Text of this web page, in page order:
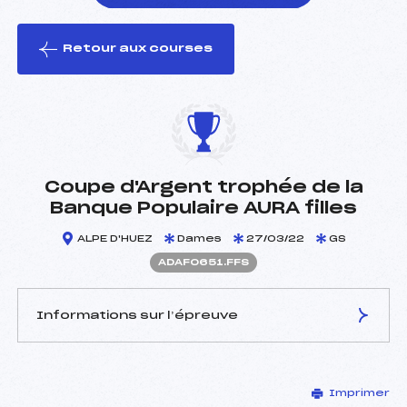
le ski
Retour aux courses
Coupe d'Argent trophée de la
Banque Populaire AURA filles
ALPE D'HUEZ Dames 27/03/22 GS
ADAF0651.FFS
Informations sur l’épreuve
JOURDAN FRANCOIS (DA)
Imprimer